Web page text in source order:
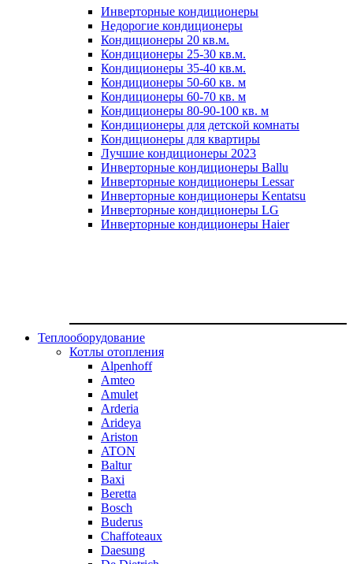
Инверторные кондиционеры
Недорогие кондиционеры
Кондиционеры 20 кв.м.
Кондиционеры 25-30 кв.м.
Кондиционеры 35-40 кв.м.
Кондиционеры 50-60 кв. м
Кондиционеры 60-70 кв. м
Кондиционеры 80-90-100 кв. м
Кондиционеры для детской комнаты
Кондиционеры для квартиры
Лучшие кондиционеры 2023
Инверторные кондиционеры Ballu
Инверторные кондиционеры Lessar
Инверторные кондиционеры Kentatsu
Инверторные кондиционеры LG
Инверторные кондиционеры Haier
Теплооборудование
Котлы отопления
Alpenhoff
Amteo
Amulet
Arderia
Arideya
Ariston
ATON
Baltur
Baxi
Beretta
Bosch
Buderus
Chaffoteaux
Daesung